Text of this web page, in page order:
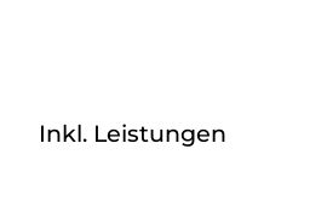
Inkl. Leistungen